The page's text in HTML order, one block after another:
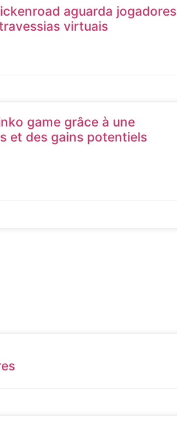
aguarda jogadores
virtuais
game grâce à une
et des gains potentiels